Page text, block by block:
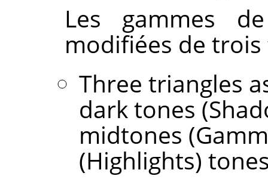
Les gammes
modifiées de trois
Three triangles
dark tones
midtones
(Highlights)